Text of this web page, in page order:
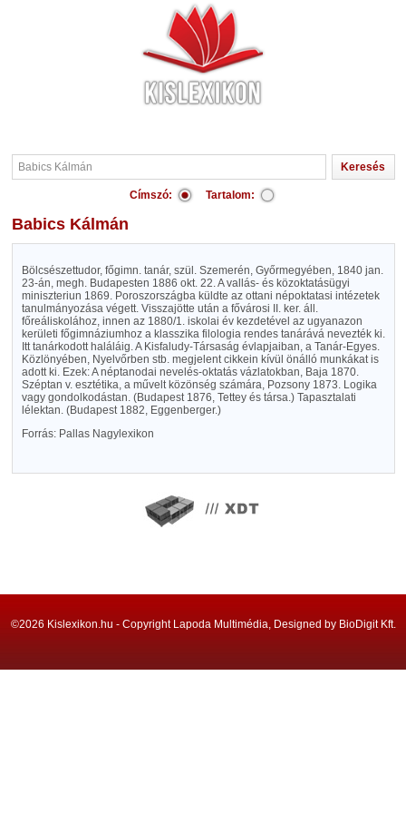
Címszó: Tartalom:
Babics Kálmán
Bölcsészettudor, főgimn. tanár, szül. Szemerén, Győrmegyében, 1840 jan.
23-án, megh. Budapesten 1886 okt. 22. A vallás- és közoktatásügyi
miniszteriun 1869. Poroszországba küldte az ottani népoktatasi intézetek
tanulmányozása végett. Visszajötte után a fővárosi II. ker. áll.
főreáliskolához, innen az 1880/1. iskolai év kezdetével az ugyanazon
kerületi főgimnáziumhoz a klasszika filologia rendes tanárává nevezték ki.
Itt tanárkodott haláláig. A Kisfaludy-Társaság évlapjaiban, a Tanár-Egyes.
Közlönyében, Nyelvőrben stb. megjelent cikkein kívül önálló munkákat is
adott ki. Ezek: A néptanodai nevelés-oktatás vázlatokban, Baja 1870.
Széptan v. esztétika, a művelt közönség számára, Pozsony 1873. Logika
vagy gondolkodástan. (Budapest 1876, Tettey és társa.) Tapasztalati
lélektan. (Budapest 1882, Eggenberger.)
Forrás: Pallas Nagylexikon
©2026 Kislexikon.hu - Copyright Lapoda Multimédia, Designed by BioDigit Kft.